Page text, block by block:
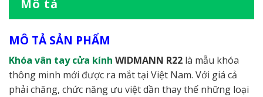
Mô tả
MÔ TẢ SẢN PHẨM
Khóa vân tay cửa kính WIDMANN R22 là mẫu khóa
thông minh mới được ra mắt tại Việt Nam. Với giá cả
phải chăng, chức năng ưu việt dần thay thế những loại